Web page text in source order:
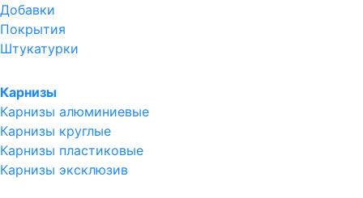
Добавки
Покрытия
Штукатурки
Карнизы
Карнизы алюминиевые
Карнизы круглые
Карнизы пластиковые
Карнизы эксклюзив